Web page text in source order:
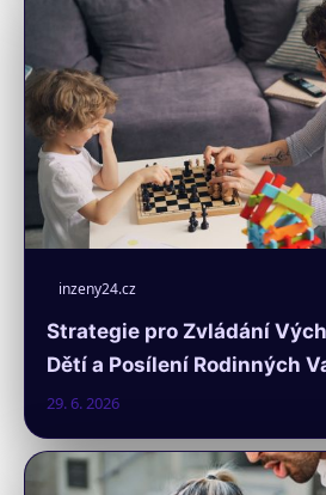
inzeny24.cz
Strategie pro Zvládání
Dětí a Posílení Rodinných
29. 6. 2026